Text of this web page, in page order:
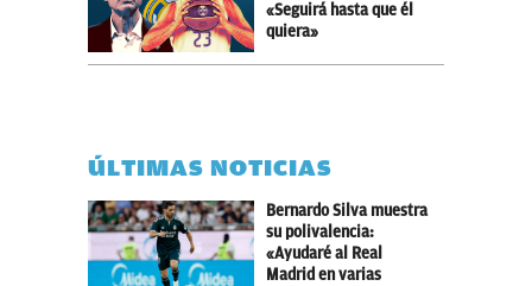
«Seguirá hasta que él
quiera»
ÚLTIMAS NOTICIAS
Bernardo Silva muestra
su polivalencia:
«Ayudaré al Real
Madrid en varias